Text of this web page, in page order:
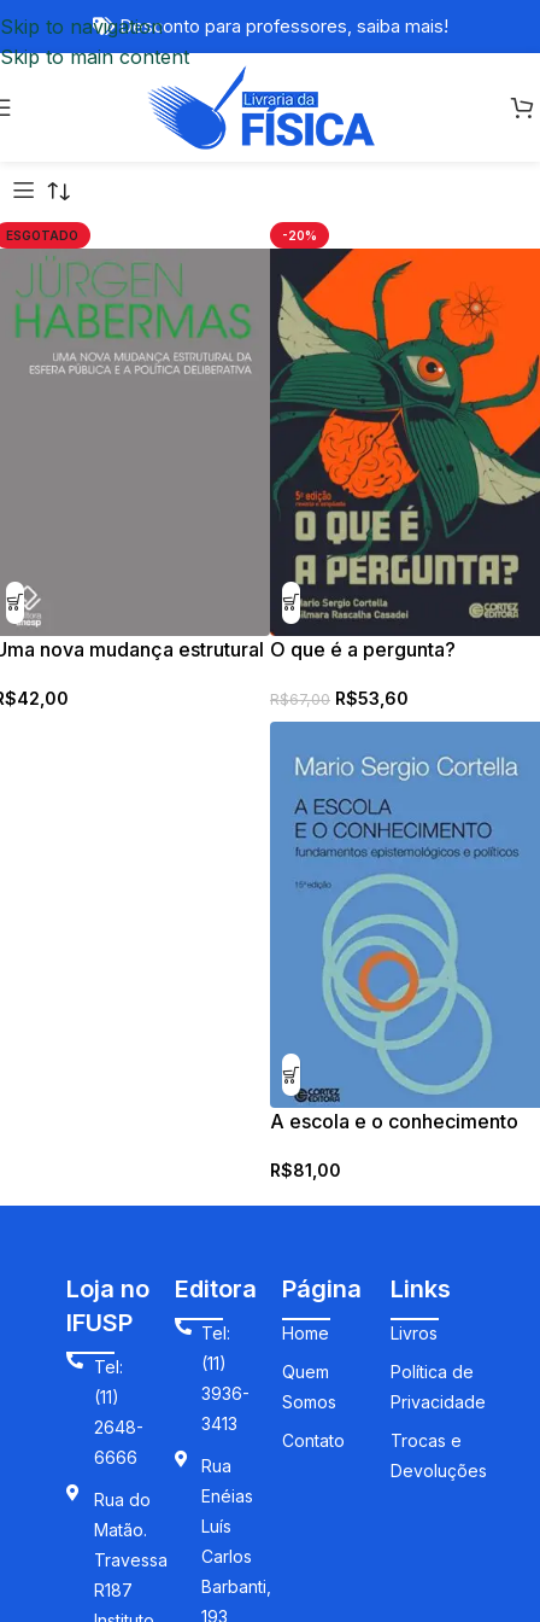
Skip to navigation
Skip to main content
Desconto para professores, saiba mais!
ESGOTADO
nova mudança estrutural
42,00
-20%
O que é a pergunta?
R$67,00 R$53,60
A escola e o conhecimento
R$81,00
Loja no
IFUSP
Tel:
(11)
2648-
6666
Rua do
Matão.
Travessa
R187
Editora
Tel:
(11)
3936-
3413
Rua
Enéias
Luís
Carlos
Barbanti,
193
Página
Home
Quem
Somos
Contato
Links
Livros
Política de
Privacidade
Trocas e
Devoluções